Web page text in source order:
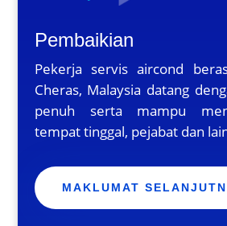
Pembaikian
Pekerja servis aircond
Cheras, Malaysia datang
penuh serta mampu
tempat tinggal, pejabat dan
MAKLUMAT